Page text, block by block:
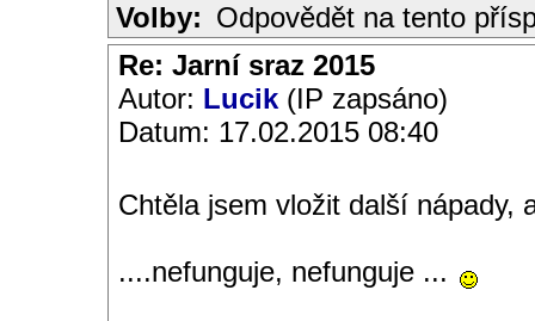
Volby: Odpovědět na tento
Re: Jarní sraz 2015
Autor: Lucik (IP zapsáno)
Datum: 17.02.2015 08:40
Chtěla jsem vložit další nápady,
....nefunguje, nefunguje ...